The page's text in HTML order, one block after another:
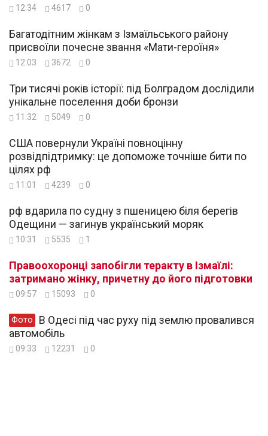
12:34 4617 0
Багатодітним жінкам з Ізмаїльського району
присвоїли почесне звання «Мати-героїня»
12:03 3672 0
Три тисячі років історії: під Болградом дослідили
унікальне поселення доби бронзи
11:32 5049 0
США повернули Україні повноцінну
розвідпідтримку: це допоможе точніше бити по
цілях рф
11:01 4239 0
рф вдарила по судну з пшеницею біля берегів
Одещини — загинув український моряк
10:31 5535 1
Правоохоронці запобігли теракту в Ізмаїлі:
затримано жінку, причетну до його підготовки
09:57 15093 0
Фото
автомобіль
09:33 12231 0